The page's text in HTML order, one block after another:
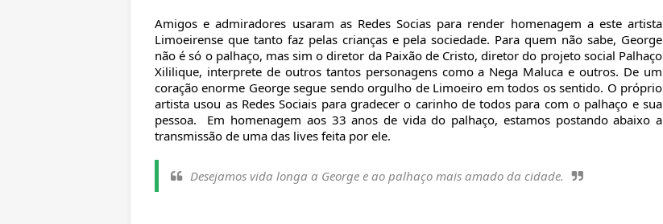
Amigos e admiradores usaram as Redes Socias para render homenagem a este artista
Limoeirense que tanto faz pelas crianças e pela sociedade. Para quem não sabe, George
não é só o palhaço, mas sim o diretor da Paixão de Cristo, diretor do projeto social Palhaço
Xililique, interprete de outros tantos personagens como a Nega Maluca e outros. De um
coração enorme George segue sendo orgulho de Limoeiro em todos os sentido. O próprio
artista usou as Redes Sociais para gradecer o carinho de todos para com o palhaço e sua
pessoa. Em homenagem aos 33 anos de vida do palhaço, estamos postando abaixo a
transmissão de uma das lives feita por ele.
Desejamos vida longa a George e ao palhaço mais amado da cidade.